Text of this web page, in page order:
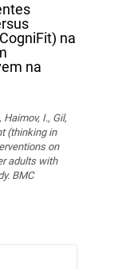
na
na
I., Gil,
(thinking in
on
adults with
BMC